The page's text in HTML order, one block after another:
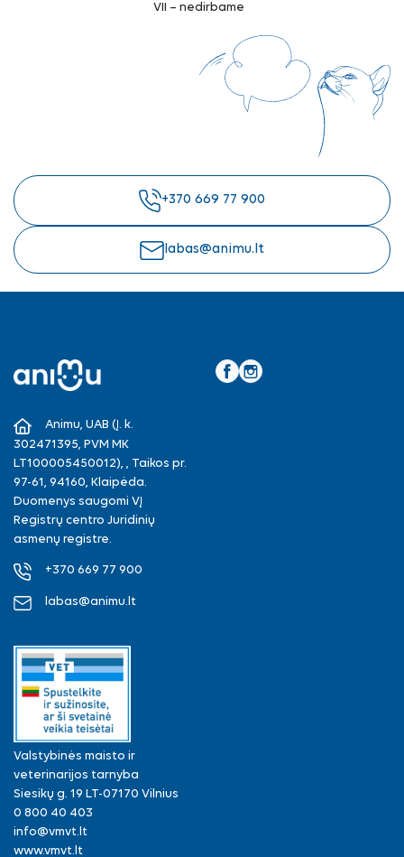
VII – nedirbame
+370 669 77 900
labas@animu.lt
Animu, UAB (Į. k.
302471395, PVM MK
LT100005450012), , Taikos pr.
97-61, 94160, Klaipėda.
Duomenys saugomi VĮ
Registrų centro Juridinių
asmenų registre.
+370 669 77 900
labas@animu.lt
Valstybinės maisto ir
veterinarijos tarnyba
Siesikų g. 19 LT-07170 Vilnius
0 800 40 403
info@vmvt.lt
www.vmvt.lt